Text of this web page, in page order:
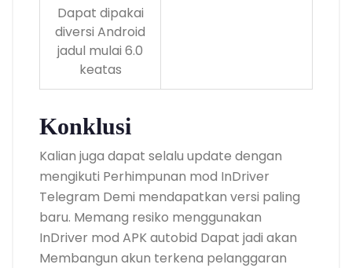
Dapat dipakai
diversi Android
jadul mulai 6.0
keatas
Konklusi
Kalian juga dapat selalu update dengan
mengikuti Perhimpunan mod InDriver
Telegram Demi mendapatkan versi paling
baru. Memang resiko menggunakan
InDriver mod APK autobid Dapat jadi akan
Membangun akun terkena pelanggaran